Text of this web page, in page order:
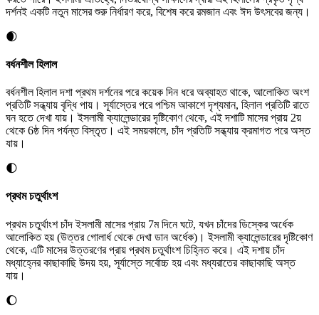
দর্শনই একটি নতুন মাসের শুরু নির্ধারণ করে, বিশেষ করে রমজান এবং ঈদ উৎসবের জন্য।
🌒
বর্ধনশীল হিলাল
বর্ধনশীল হিলাল দশা প্রথম দর্শনের পরে কয়েক দিন ধরে অব্যাহত থাকে, আলোকিত অংশ
প্রতিটি সন্ধ্যায় বৃদ্ধি পায়। সূর্যাস্তের পরে পশ্চিম আকাশে দৃশ্যমান, হিলাল প্রতিটি রাতে
ঘন হতে দেখা যায়। ইসলামী ক্যালেন্ডারের দৃষ্টিকোণ থেকে, এই দশাটি মাসের প্রায় 2য়
থেকে 6ষ্ঠ দিন পর্যন্ত বিস্তৃত। এই সময়কালে, চাঁদ প্রতিটি সন্ধ্যায় ক্রমাগত পরে অস্ত
যায়।
🌓
প্রথম চতুর্থাংশ
প্রথম চতুর্থাংশ চাঁদ ইসলামী মাসের প্রায় 7ম দিনে ঘটে, যখন চাঁদের ডিস্কের অর্ধেক
আলোকিত হয় (উত্তর গোলার্ধ থেকে দেখা ডান অর্ধেক)। ইসলামী ক্যালেন্ডারের দৃষ্টিকোণ
থেকে, এটি মাসের উত্তরণের প্রায় প্রথম চতুর্থাংশ চিহ্নিত করে। এই দশায় চাঁদ
মধ্যাহ্নের কাছাকাছি উদয় হয়, সূর্যাস্তে সর্বোচ্চ হয় এবং মধ্যরাতের কাছাকাছি অস্ত
যায়।
🌔